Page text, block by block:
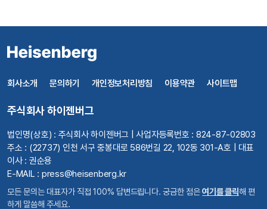
회사소개 문의하기 개인정보처리방침 이용약관 사이트맵
주식회사 하이젠버그
법인명(상호) : 주식회사 하이젠버그 | 사업자등록번호 : 824-87-02803
주소 : (22737) 인천 서구 중봉대로 586번길 22, 102동 301-A호 | 대표
이사 : 권순용
E-MAIL : press@heisenberg.kr
모든 문의는 대표자가 직접 100% 답변드립니다. 궁금한 점은여기를 클릭해 편
하게 말씀해 주세요.